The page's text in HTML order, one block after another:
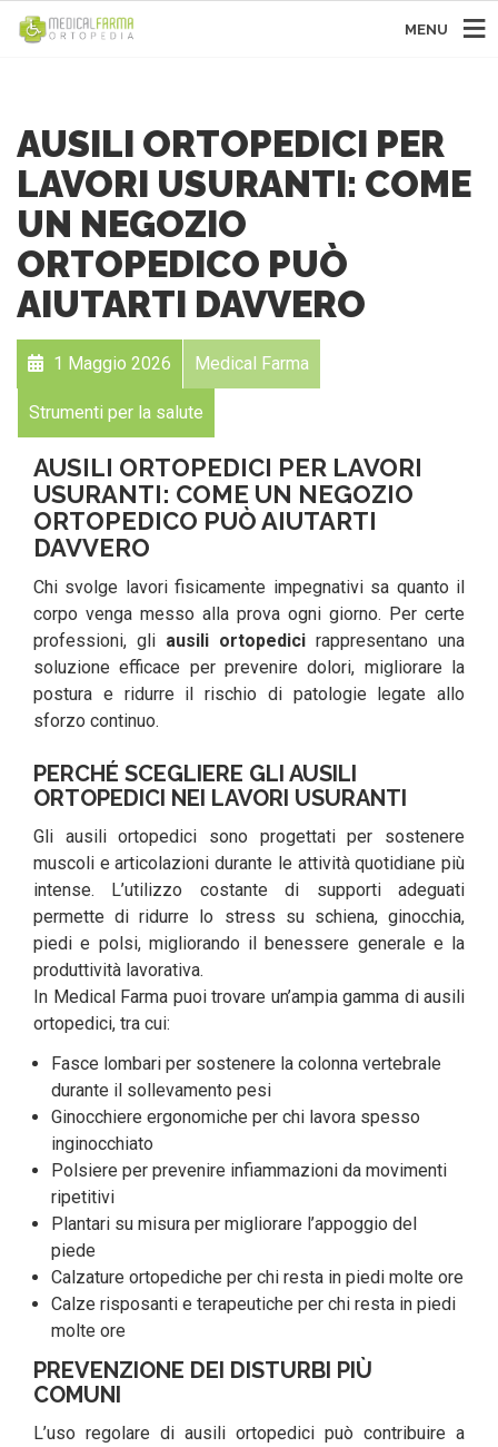
MENU
AUSILI ORTOPEDICI PER
LAVORI USURANTI: COME
UN NEGOZIO
ORTOPEDICO PUÒ
AIUTARTI DAVVERO
1 Maggio 2026 Medical Farma
Strumenti per la salute
AUSILI ORTOPEDICI PER LAVORI
USURANTI: COME UN NEGOZIO
ORTOPEDICO PUÒ AIUTARTI
DAVVERO
Chi svolge lavori fisicamente impegnativi sa quanto il
corpo venga messo alla prova ogni giorno. Per certe
professioni, gli ausili ortopedici rappresentano una
soluzione efficace per prevenire dolori, migliorare la
postura e ridurre il rischio di patologie legate allo
sforzo continuo.
PERCHÉ SCEGLIERE GLI AUSILI
ORTOPEDICI NEI LAVORI USURANTI
Gli ausili ortopedici sono progettati per sostenere
muscoli e articolazioni durante le attività quotidiane più
intense. L’utilizzo costante di supporti adeguati
permette di ridurre lo stress su schiena, ginocchia,
piedi e polsi, migliorando il benessere generale e la
produttività lavorativa.
In Medical Farma puoi trovare un’ampia gamma di ausili
ortopedici, tra cui:
Fasce lombari per sostenere la colonna vertebrale
durante il sollevamento pesi
Ginocchiere ergonomiche per chi lavora spesso
inginocchiato
Polsiere per prevenire infiammazioni da movimenti
ripetitivi
Plantari su misura per migliorare l’appoggio del
piede
Calzature ortopediche per chi resta in piedi molte ore
Calze risposanti e terapeutiche per chi resta in piedi
molte ore
PREVENZIONE DEI DISTURBI PIÙ
COMUNI
L’uso regolare di ausili ortopedici può contribuire a